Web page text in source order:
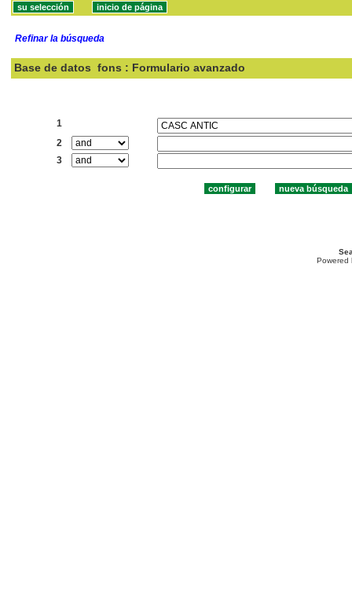
Refinar la búsqueda
Base de datos fons : Formulario avanzado
1
2
3